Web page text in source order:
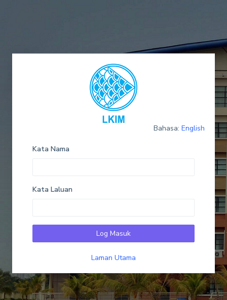
Bahasa: English
Kata Nama
Kata Laluan
Log Masuk
Laman Utama